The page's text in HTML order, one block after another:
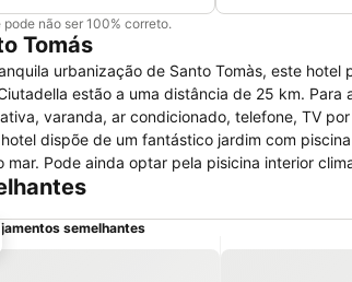
não ser 100% correto.
Tomás
urbanização de Santo Tomàs, este
estão a uma distância de 25 km.
varanda, ar condicionado, telefone, TV
dispõe de um fantástico jardim com
Pode ainda optar pela pisicina interior
ou excercitar-se no ginásio. Oferece
semelhantes